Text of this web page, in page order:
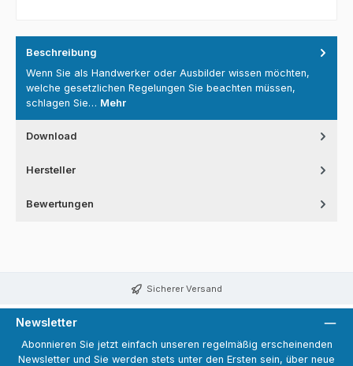
Beschreibung
Wenn Sie als Handwerker oder Ausbilder wissen möchten,
welche gesetzlichen Regelungen Sie beachten müssen,
schlagen Sie… Mehr
Download
Hersteller
Bewertungen
Sicherer Versand
Newsletter
Abonnieren Sie jetzt einfach unseren regelmäßig erscheinenden
Newsletter und Sie werden stets unter den Ersten sein, über neue